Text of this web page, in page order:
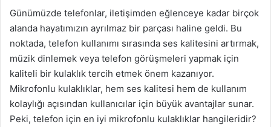
Günümüzde telefonlar, iletişimden eğlenceye kadar birçok
alanda hayatımızın ayrılmaz bir parçası haline geldi. Bu
noktada, telefon kullanımı sırasında ses kalitesini artırmak,
müzik dinlemek veya telefon görüşmeleri yapmak için
kaliteli bir kulaklık tercih etmek önem kazanıyor.
Mikrofonlu kulaklıklar, hem ses kalitesi hem de kullanım
kolaylığı açısından kullanıcılar için büyük avantajlar sunar.
Peki, telefon için en iyi mikrofonlu kulaklıklar hangileridir?